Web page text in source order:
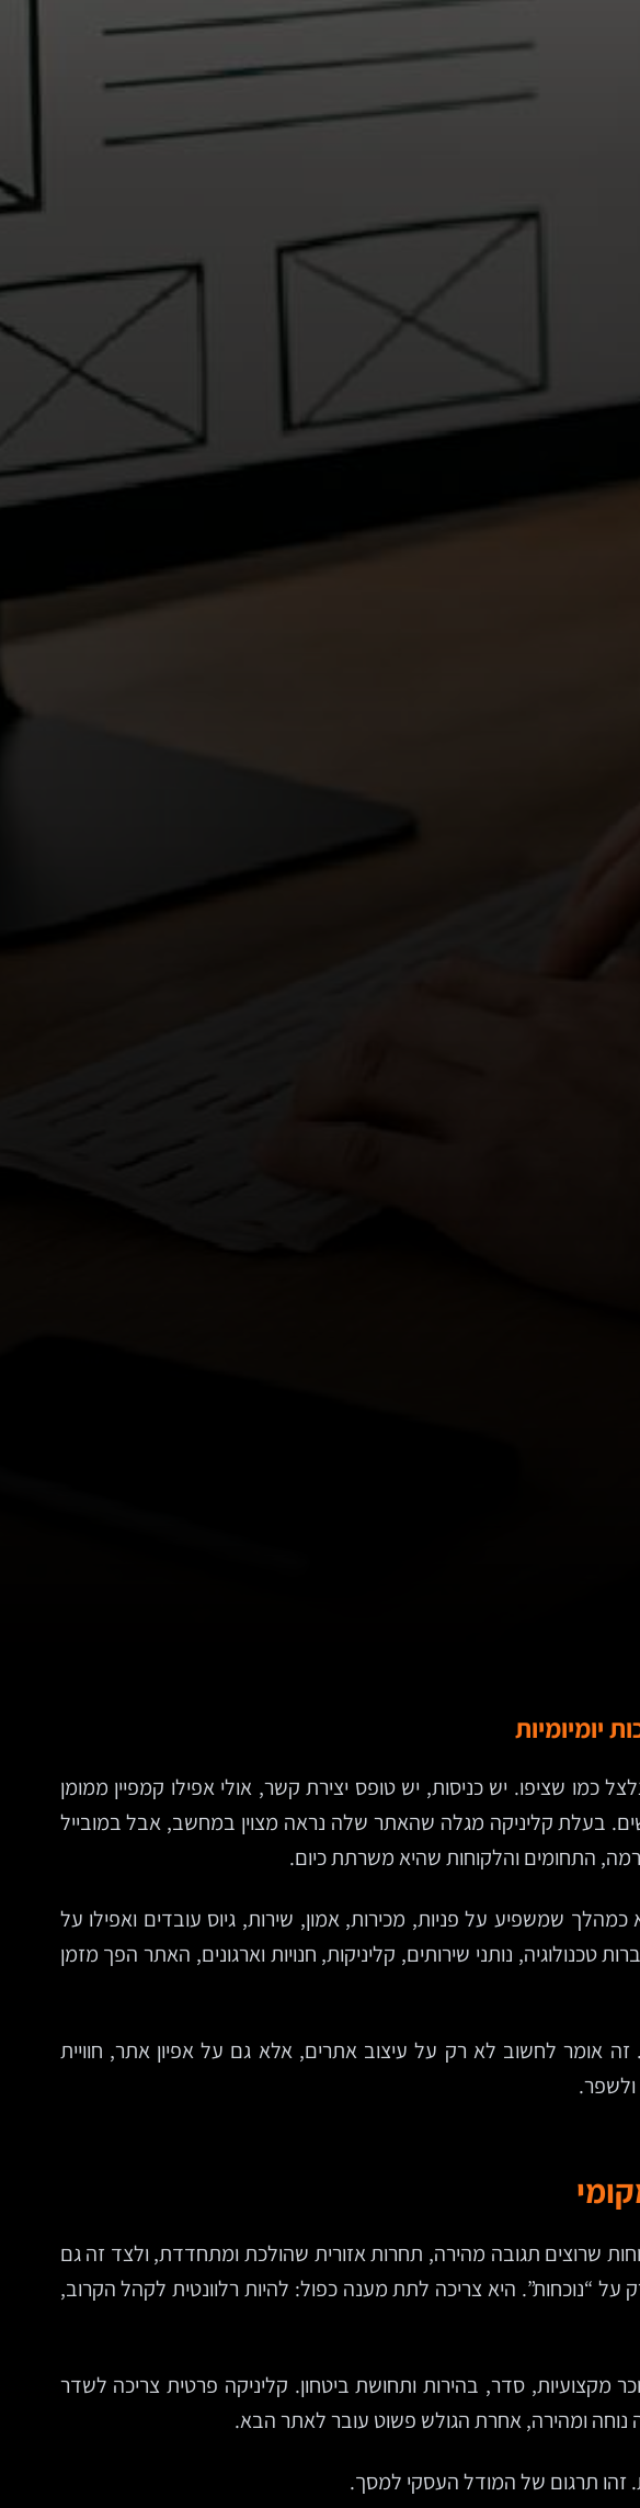
יומיומיות
שציפו. יש כניסות, יש טופס יצירת קשר, אולי אפילו קמפיין ממומן
בעלת קליניקה מגלה שהאתר שלה נראה מצוין במחשב, אבל במובייל
התחומים והלקוחות שהיא משרתת כיום.
שמשפיע על פניות, מכירות, אמון, שירות, גיוס עובדים ואפילו על
נותני שירותים, קליניקות, חנויות וארגונים, האתר הפך מזמן
אומר לחשוב לא רק על עיצוב אתרים, אלא גם על אפיון אתר, חוויית
שרוצים תגובה מהירה, תחרות אזורית שהולכת ומתחדדת, ולצד זה גם
“נוכחות”. היא צריכה לתת מענה כפול: להיות רלוונטית לקהל הקרוב,
מקצועיות, סדר, בהירות ותחושת ביטחון. קליניקה פרטית צריכה לשדר
זהו תרגום של המודל העסקי למסך.